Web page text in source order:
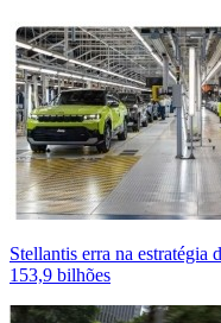
Stellantis erra na estratégia
153,9 bilhões